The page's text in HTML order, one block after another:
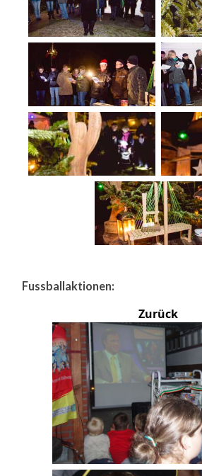
Fussballaktionen:
Zurück